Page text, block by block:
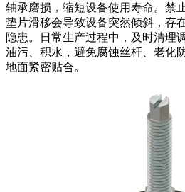
轴承磨损，缩短设备使用寿命。禁
垫片滑移会导致设备突然倾斜，存
隐患。日常生产过程中，及时清理
油污、积水，避免腐蚀丝杆、老化
地面紧密贴合。